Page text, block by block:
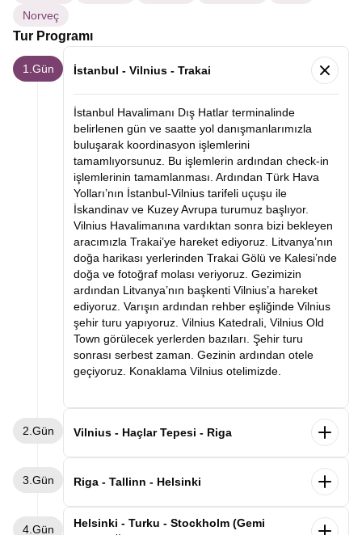
Norveç
Tur Programı
1.Gün İstanbul - Vilnius - Trakai
İstanbul Havalimanı Dış Hatlar terminalinde
belirlenen gün ve saatte yol danışmanlarımızla
buluşarak koordinasyon işlemlerini
tamamlıyorsunuz. Bu işlemlerin ardından check-in
işlemlerinin tamamlanması. Ardından Türk Hava
Yolları’nın İstanbul-Vilnius tarifeli uçuşu ile
İskandinav ve Kuzey Avrupa turumuz başlıyor.
Vilnius Havalimanına vardıktan sonra bizi bekleyen
aracımızla Trakai’ye hareket ediyoruz. Litvanya’nın
doğa harikası yerlerinden Trakai Gölü ve Kalesi’nde
doğa ve fotoğraf molası veriyoruz. Gezimizin
ardından Litvanya’nın başkenti Vilnius’a hareket
ediyoruz. Varışın ardından rehber eşliğinde Vilnius
şehir turu yapıyoruz. Vilnius Katedrali, Vilnius Old
Town görülecek yerlerden bazıları. Şehir turu
sonrası serbest zaman. Gezinin ardından otele
geçiyoruz. Konaklama Vilnius otelimizde.
2.Gün Vilnius - Haçlar Tepesi - Riga
Letonya’nın başkenti Riga’ya hareket ediyoruz.
haçın bir araya gelmesiyle oluşan ve Litvanyalılar
3.Gün Riga - Tallinn - Helsinki
Estonya’nın başkenti Tallinn’e hareket ediyoruz.
4.Gün
Helsinki - Turku - Stockholm (Gemi